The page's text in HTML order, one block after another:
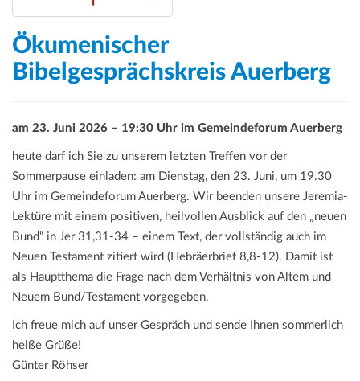
o
n
Ökumenischer
Bibelgesprächskreis Auerberg
am 23. Juni 2026 – 19:30 Uhr im Gemeindeforum Auerberg
heute darf ich Sie zu unserem letzten Treffen vor der
Sommerpause einladen: am Dienstag, den 23. Juni, um 19.30
Uhr im Gemeindeforum Auerberg. Wir beenden unsere Jeremia-
Lektüre mit einem positiven, heilvollen Ausblick auf den „neuen
Bund“ in Jer 31,31-34 – einem Text, der vollständig auch im
Neuen Testament zitiert wird (Hebräerbrief 8,8-12). Damit ist
als Hauptthema die Frage nach dem Verhältnis von Altem und
Neuem Bund/Testament vorgegeben.
Ich freue mich auf unser Gespräch und sende Ihnen sommerlich
heiße Grüße!
Günter Röhser